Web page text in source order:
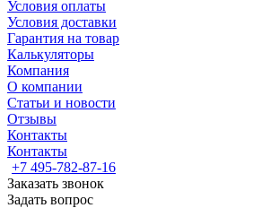
Условия оплаты
Условия доставки
Гарантия на товар
Калькуляторы
Компания
О компании
Статьи и новости
Отзывы
Контакты
Контакты
+7 495-782-87-16
Заказать звонок
Задать вопрос